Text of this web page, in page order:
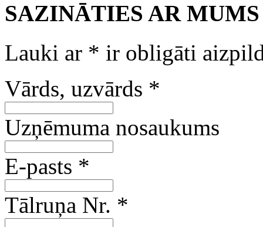
SAZINĀTIES AR MUMS
Lauki ar * ir obligāti
Vārds, uzvārds *
Uzņēmuma nosaukums
E-pasts *
Tālruņa Nr. *